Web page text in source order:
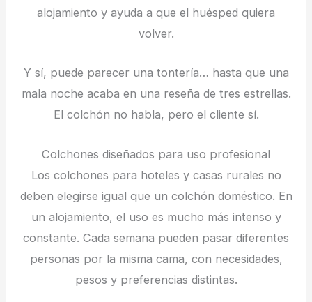
alojamiento y ayuda a que el huésped quiera
volver.
Y sí, puede parecer una tontería… hasta que una
mala noche acaba en una reseña de tres estrellas.
El colchón no habla, pero el cliente sí.
Colchones diseñados para uso profesional
Los colchones para hoteles y casas rurales no
deben elegirse igual que un colchón doméstico. En
un alojamiento, el uso es mucho más intenso y
constante. Cada semana pueden pasar diferentes
personas por la misma cama, con necesidades,
pesos y preferencias distintas.